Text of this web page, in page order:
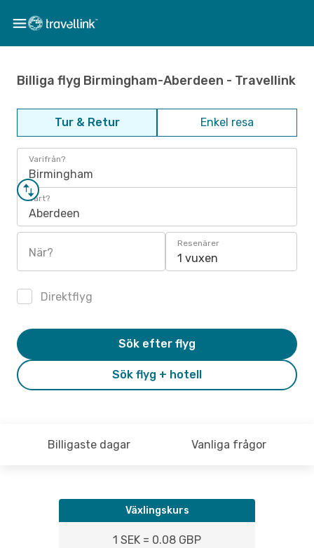
Billiga flyg Birmingham-Aberdeen - Travellink
Tur & Retur Enkel resa
Varifrån?
Birmingham
Vart?
Aberdeen
När?
Resenärer
1 vuxen
Direktflyg
Sök flyg + hotell
Sök efter flyg
Billigaste dagar Vanliga frågor
Växlingskurs
1 SEK = 0.08 GBP